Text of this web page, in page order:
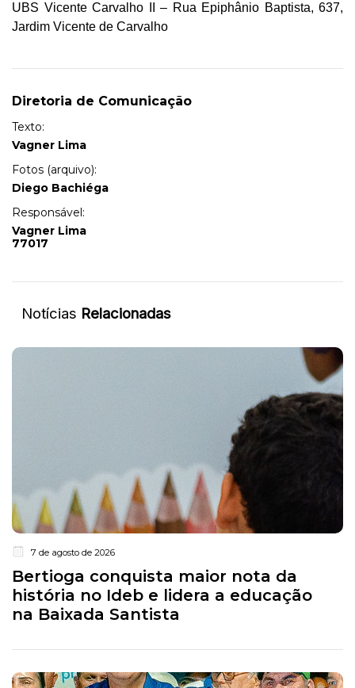
UBS Vicente Carvalho II – Rua Epiphânio Baptista, 637,
Jardim Vicente de Carvalho
Diretoria de Comunicação
Texto:
Vagner Lima
Fotos (arquivo):
Diego Bachiéga
Responsável:
Vagner Lima
77017
Notícias Relacionadas
7 de agosto de 2026
Bertioga conquista maior nota da
história no Ideb e lidera a educação
na Baixada Santista